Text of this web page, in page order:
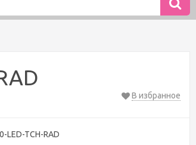
В избранное
LED-TCH-RAD